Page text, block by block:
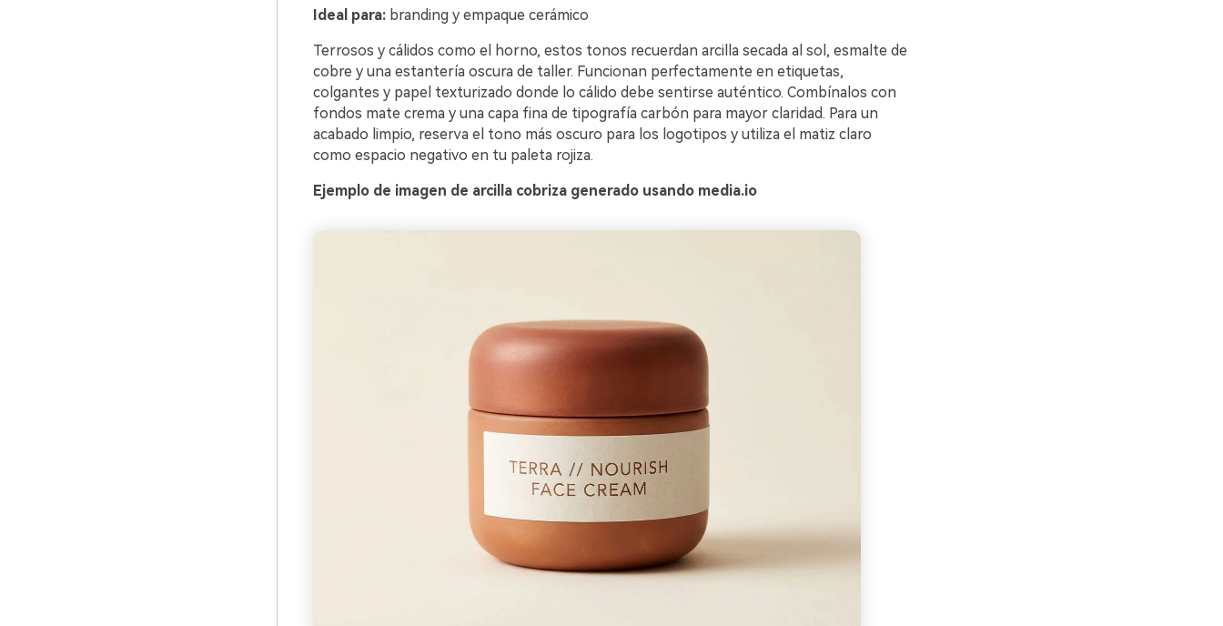
Ideal para:branding y empaque cerámico
Terrosos y cálidos como el horno, estos tonos recuerdan arcilla secada al sol, esmalte de
cobre y una estantería oscura de taller. Funcionan perfectamente en etiquetas,
colgantes y papel texturizado donde lo cálido debe sentirse auténtico. Combínalos con
fondos mate crema y una capa fina de tipografía carbón para mayor claridad. Para un
acabado limpio, reserva el tono más oscuro para los logotipos y utiliza el matiz claro
como espacio negativo en tu paleta rojiza.
Ejemplo de imagen de arcilla cobriza generado usando media.io